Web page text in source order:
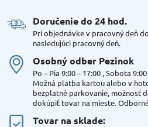
Doručenie do 24 hod​.
Pri objednávke v pracovný deň
nasledujúci pracovný deň.
Osobný odber Pezinok
Po – Pia 9:00 – 17:00 , Sobota
Možná platba kartou alebo v
bezplatné parkovanie, možnosť
dokúpiť tovar na mieste.
Tovar na sklade: